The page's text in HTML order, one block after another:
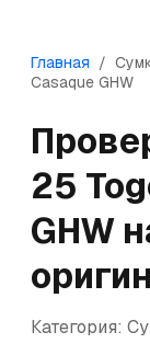
Главная /
Casaque GHW
25
GHW
Категория: